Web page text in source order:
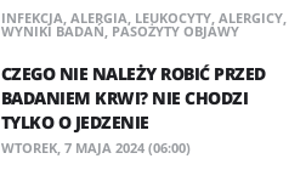
INFEKCJA, ALERGIA, LEUKOCYTY, ALERGICY,
WYNIKI BADAŃ, PASOŻYTY OBJAWY
CZEGO NIE NALEŻY ROBIĆ PRZED
BADANIEM KRWI? NIE CHODZI
TYLKO O JEDZENIE
WTOREK, 7 MAJA 2024 (06:00)